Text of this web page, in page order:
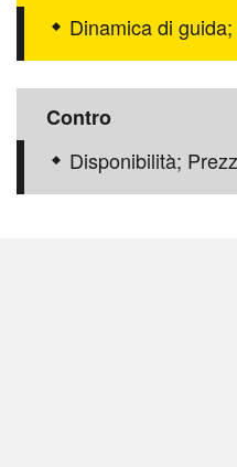
Dinamica di
Contro
Disponibilità;